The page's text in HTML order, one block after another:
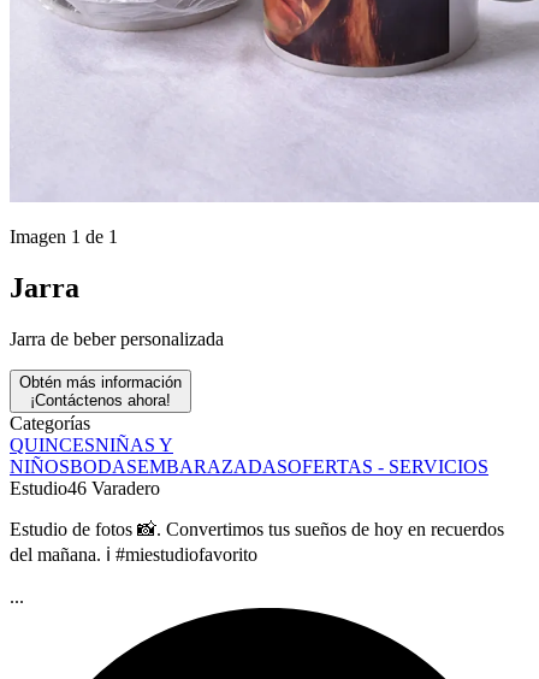
Imagen 1 de 1
Jarra
Jarra de beber personalizada
Obtén más información
¡Contáctenos ahora!
Categorías
QUINCESNIÑAS Y
NIÑOSBODASEMBARAZADASOFERTAS - SERVICIOS
Estudio46 Varadero
Estudio de fotos 📸. Convertimos tus sueños de hoy en recuerdos
del mañana. ℹ️ #miestudiofavorito
...